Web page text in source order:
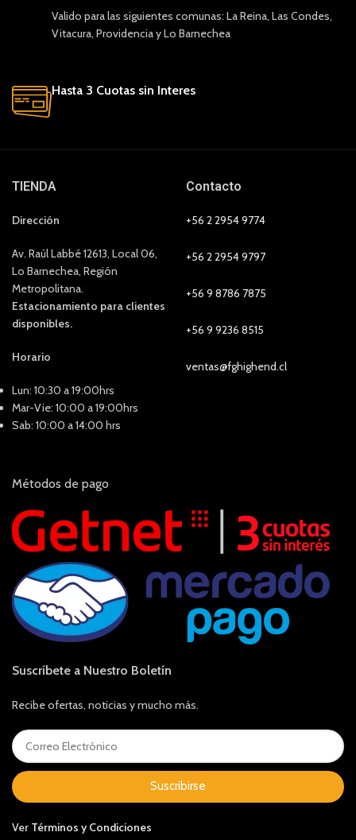
Valido para las siguientes comunas: La Reina, Las Condes,
Vitacura, Providencia y Lo Barnechea
Hasta 3 Cuotas sin Interes
TIENDA
Dirección
Av. Raúl Labbé 12613, Local 06,
Lo Barnechea, Región
Metropolitana.
Estacionamiento para clientes
disponibles.
Horario
Lun: 10:30 a 19:00hrs
Mar-Vie: 10:00 a 19:00hrs
Sab: 10:00 a 14:00 hrs
Contacto
+56 2 2954 9774
+56 2 2954 9797
+56 9 8786 7875
+56 9 9236 8515
ventas@fghighend.cl
Métodos de pago
Suscríbete a Nuestro Boletín
Recibe ofertas, noticias y mucho más.
Suscribirse
Ver Términos y Condiciones